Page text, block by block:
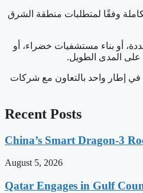
وفقًا لمتطلبات منطقة الشرق
أو بناء مستشفيات خضراء، أو
على المدى الطويل.
في إطار واحد بالتعاون مع شركات
Recent Posts
China’s Smart Dragon-3
August 5, 2026
Qatar Engages in Gulf